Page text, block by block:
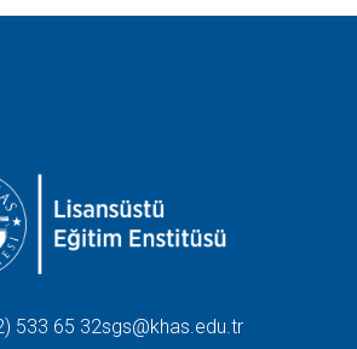
533 65 32sgs@khas.edu.tr